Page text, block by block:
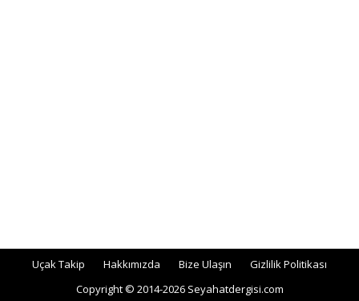
Uçak Takip Hakkımızda Bize Ulaşın
Gizlilik Politikası
Copyright © 2014-2026 Seyahatdergisi.com